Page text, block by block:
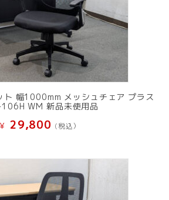
ト 幅1000mm メッシュチェア プラス
WM 新品未使用品
¥ 29,800 (税込）